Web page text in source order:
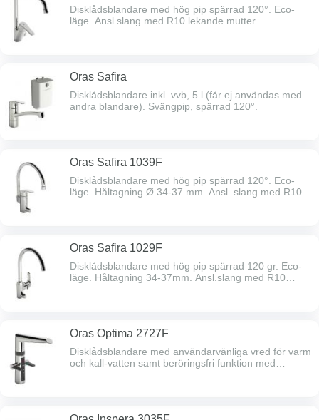
Disklådsblandare med hög pip spärrad 120°. Eco-
läge. Ansl.slang med R10 lekande mutter.
Oras Safira
Disklådsblandare inkl. vvb, 5 l (får ej användas med
andra blandare). Svängpip, spärrad 120°.
Oras Safira 1039F
Disklådsblandare med hög pip spärrad 120°. Eco-
läge. Håltagning Ø 34-37 mm. Ansl. slang med R10
Oras Safira 1029F
Disklådsblandare med hög pip spärrad 120 gr. Eco-
läge. Håltagning 34-37mm. Ansl.slang med R10
Oras Optima 2727F
Disklådsblandare med användarvänliga vred för varm
och kall-vatten samt beröringsfri funktion med